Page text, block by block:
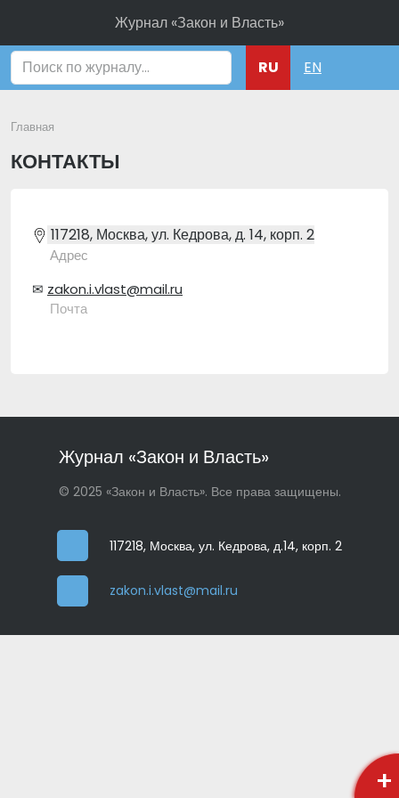
Журнал «Закон и Власть»
RU EN
Главная
КОНТАКТЫ
117218, Москва, ул. Кедрова, д. 14, корп. 2
Адрес
✉ zakon.i.vlast@mail.ru
Почта
Журнал «Закон и Власть»
© 2025 «Закон и Власть». Все права защищены.
117218, Москва, ул. Кедрова, д.14, корп. 2
zakon.i.vlast@mail.ru
+